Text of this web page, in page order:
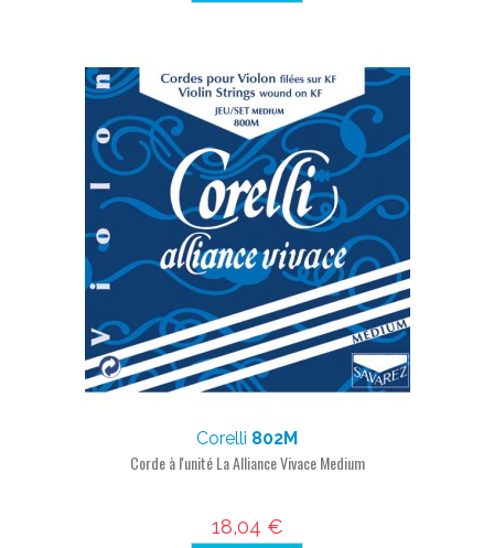
Corelli 802M
Corde à l'unité La Alliance Vivace Medium
18,04 €